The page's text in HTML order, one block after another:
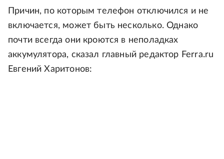
Причин, по которым телефон отключился и не
включается, может быть несколько. Однако
почти всегда они кроются в неполадках
аккумулятора, сказал главный редактор Ferra.ru
Евгений Харитонов: